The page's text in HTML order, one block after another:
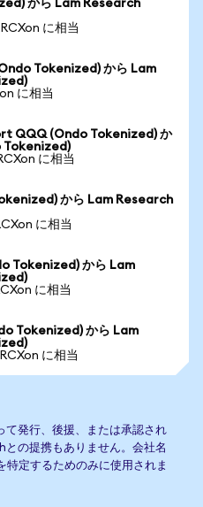
から Lam Research
に相当
Tokenized) から Lam
に相当
QQQ (Ondo Tokenized) か
Tokenized)
に相当
から Lam Research
に相当
Tokenized) から Lam
に相当
Tokenized) から Lam
に相当
発行、後援、または承認され
の提携もありません。会社名
特定するためのみに使用されま